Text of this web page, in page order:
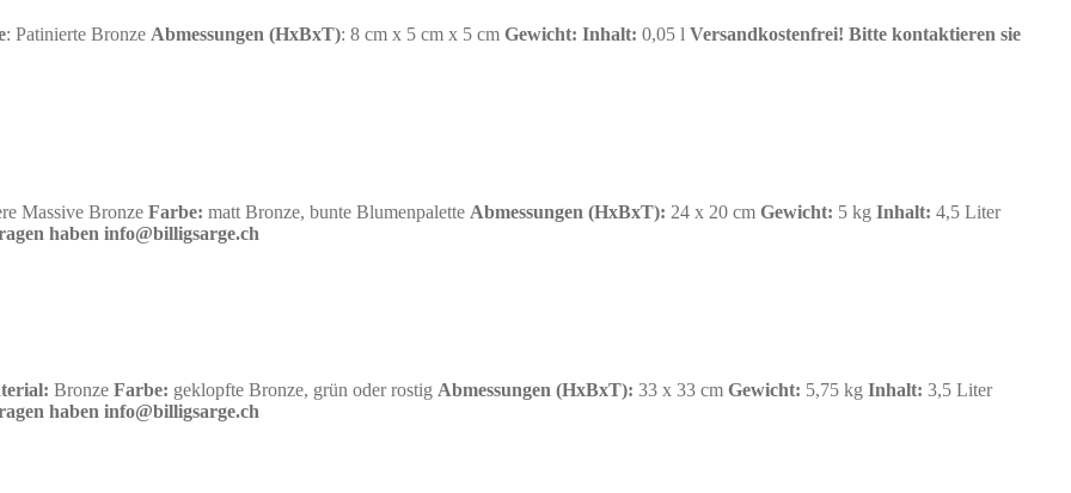
: Patinierte Bronze Abmessungen (HxBxT): 8 cm x 5 cm x 5 cm Gewicht: Inhalt: 0,05 l Versandkostenfrei! Bitte kontaktieren sie
Massive Bronze Farbe: matt Bronze, bunte Blumenpalette Abmessungen (HxBxT): 24 x 20 cm Gewicht: 5 kg Inhalt: 4,5 Liter
haben info@billigsarge.ch
Bronze Farbe: geklopfte Bronze, grün oder rostig Abmessungen (HxBxT): 33 x 33 cm Gewicht: 5,75 kg Inhalt: 3,5 Liter
haben info@billigsarge.ch